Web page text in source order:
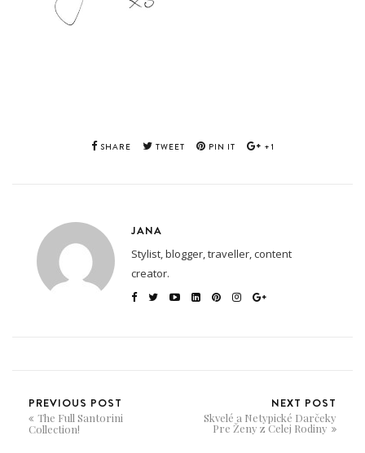
SHARE TWEET PIN IT +1
JANA
Stylist, blogger, traveller, content
creator.
PREVIOUS POST
The Full Santorini
Collection!
NEXT POST
Skvelé a Netypické Darčeky
Pre Ženy z Celej Rodiny